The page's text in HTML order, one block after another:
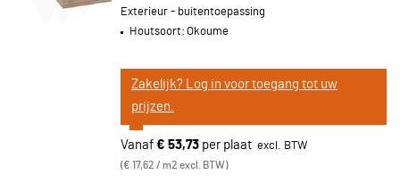
Exterieur - buitentoepassing
Houtsoort: Okoume
Zakelijk? Log in voor toegang tot uw
prijzen.
Vanaf € 53,73 per plaat
€ 17,62 / m2 excl. BTW